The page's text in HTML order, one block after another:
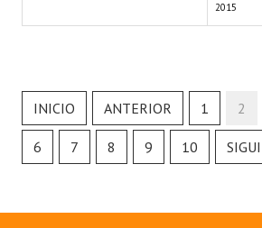
Resoluciones
INSTITUCIONAL
Antiguos Pobladores
2015
INICIO ANTERIOR 1 2
6 7 8 9 10